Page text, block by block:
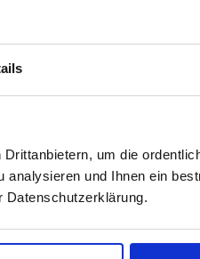
um die
und Ihnen ein
Datenschutzerklärung.